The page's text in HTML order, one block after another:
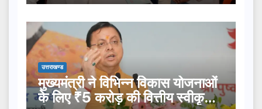
उत्तराखण्ड
मुख्यमंत्री ने विभिन्न विकास योजनाओं
के लिए ₹5 करोड़ की वित्तीय स्वीकृति